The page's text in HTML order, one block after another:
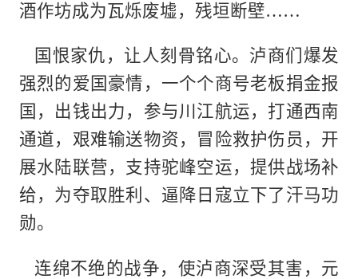
酒作坊成为瓦烁废墟，残垣断壁……
国恨家仇，让人刻骨铭心。泸商们爆发
强烈的爱国豪情，一个个商号老板捐金报
国，出钱出力，参与川江航运，打通西南
通道，艰难输送物资，冒险救护伤员，开
展水陆联营，支持驼峰空运，提供战场补
给，为夺取胜利、逼降日寇立下了汗马功
勋。
连绵不绝的战争，使泸商深受其害，元